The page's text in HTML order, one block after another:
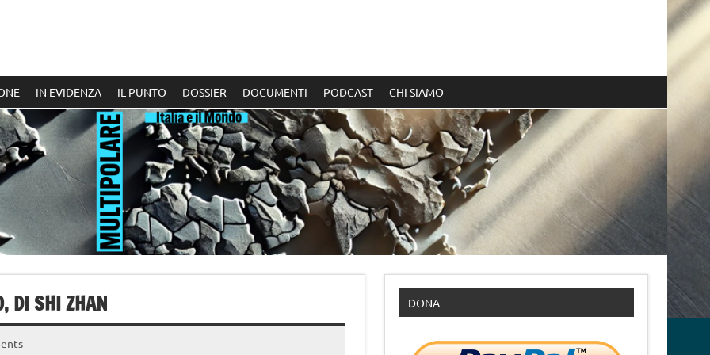
IN EVIDENZA IL PUNTO DOSSIER DOCUMENTI PODCAST CHI SIAMO
DI SHI ZHAN DONA